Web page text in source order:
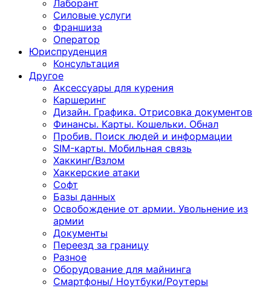
Лаборант
Силовые услуги
Франшиза
Оператор
Юриспруденция
Консультация
Другoе
Аксессуары для курения
Каршеринг
Дизайн. Графика. Отрисовка документов
Финансы. Карты. Кошельки. Обнал
Пробив. Поиск людей и информации
SIM-карты. Мобильная связь
Хаккинг/Взлом
Хаккерские атаки
Софт
Базы данных
Освобождение от армии. Увольнение из
армии
Документы
Переезд за границу
Разное
Оборудование для майнинга
Смартфоны/ Ноутбуки/Роутеры